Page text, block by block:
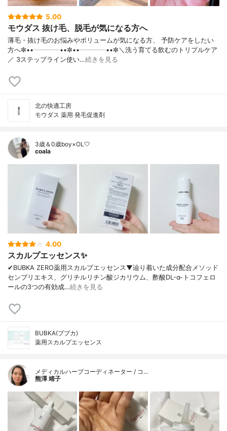
5.00
モウダス 抜け毛、脱毛が気になる方へ
薄毛・抜け毛のお悩みやボリュームが気になる方、 予防ケアをしたい
方へ✼••┈┈┈┈••✼••┈┈┈┈••✼＼洗う育てる飲むのトリプルケア
／ 3ステップライン使い…続きを見る
北の快適工房
モウダス 薬用 発毛促進剤
3歳＆0歳boy×OL🤍
coala
4.00
スカルプエッセンス✨
✔︎BUBKA ZERO薬用スカルプエッセンス▼辿り着いた成分配合メソッド
センブリエキス、グリチルリチン酸ジカリウム、酢酸DL-α-トコフェロ
ールの3つの有効成…続きを見る
BUBKA(ブブカ)
薬用スカルプエッセンス
メディカルハーブコーディネーター / コ…
熊澤 靖子